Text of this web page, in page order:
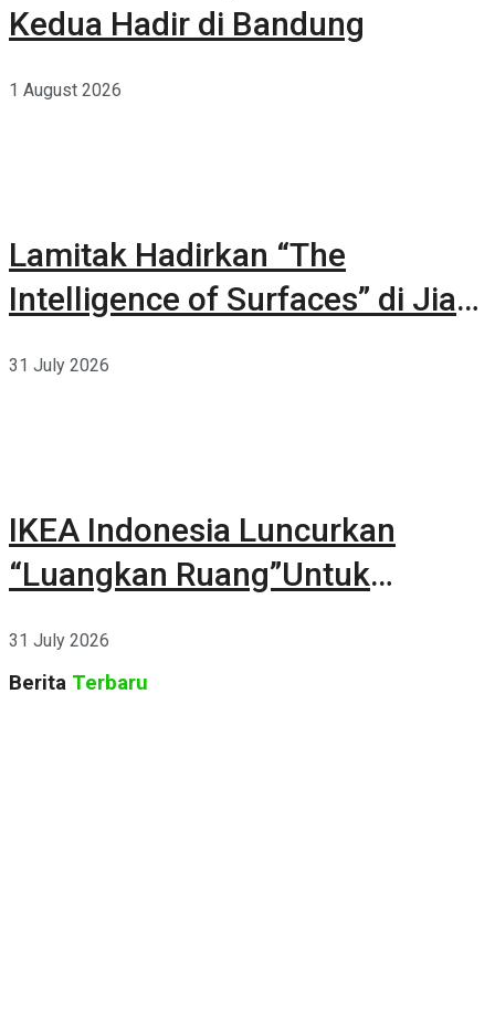
Kedua Hadir di Bandung
1 August 2026
Lamitak Hadirkan “The
Intelligence of Surfaces” di Jia
31 July 2026
IKEA Indonesia Luncurkan
“Luangkan Ruang”Untuk
31 July 2026
Berita Terbaru